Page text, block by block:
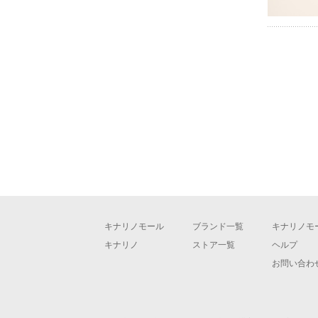
キナリノモール
キナリノ
ブランド一覧
ストア一覧
キナリノモ
ヘルプ
お問い合わ